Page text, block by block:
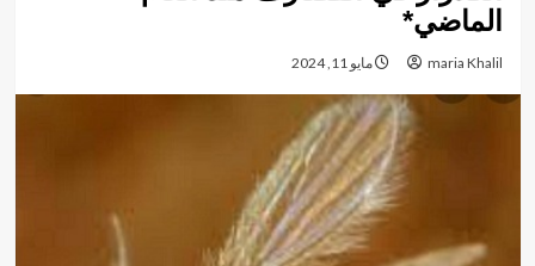
الماضي*
maria Khalil مايو 11, 2024